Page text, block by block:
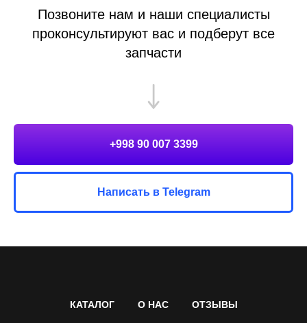
Позвоните нам и наши специалисты
проконсультируют вас и подберут все
запчасти
+998 90 007 3399
Написать в Telegram
КАТАЛОГ О НАС ОТЗЫВЫ